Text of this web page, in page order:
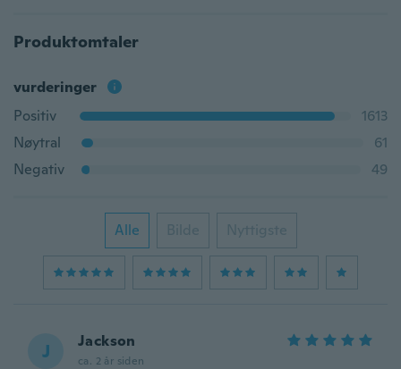
Produktomtaler
vurderinger
Positiv
1613
Nøytral
61
Negativ
49
Alle Bilde Nyttigste
J Jackson
ca. 2 år siden